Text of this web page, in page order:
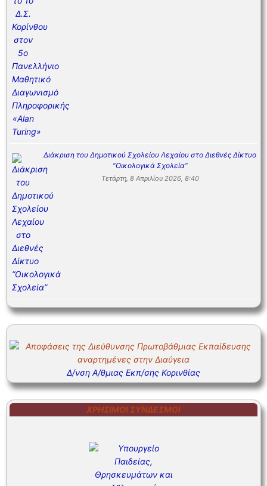
Διάκριση του Δημοτικού Σχολείου Λεχαίου στο Διεθνές Δίκτυο
“Οικολογικά Σχολεία”
Τετάρτη, 8 Απριλίου 2026, 8:40
Δ/νση Α/θμιας Εκπ/σης Κορινθίας
ΧΡΉΣΙΜΟΙ ΣΎΝΔΕΣΜΟΙ